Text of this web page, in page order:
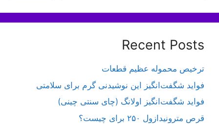
Recent Posts
ترخیص محموله عظیم قطعات
فواید شگفت‌انگیز این نوشیدنی گرم برای سلامتی
فواید شگفت‌انگیز اولانگ (چای سنتی چینی)
قرص مترونیدازول ۲۵۰ برای چیست؟